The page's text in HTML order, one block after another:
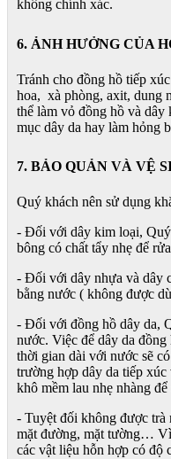
không chính xác.
6. ẢNH HƯỞNG CỦA
Tránh cho đồng hồ tiếp
hoa, xà phòng, axit, dung
thể làm vỏ đồng hồ và
mục dây da hay làm hỏng
7. BẢO QUẢN VÀ VỆ
Quý khách nên sử dụng
- Đối với dây kim loại, Quý
bông có chất tẩy nhẹ để
- Đối với dây nhựa và dây
bằng nước ( không được
- Đối với đồng hồ dây da,
nước. Việc để dây da
thời gian dài với nước sẽ
trường hợp dây da tiếp
khô mềm lau nhẹ nhàng
- Tuyệt đối không được trà
mặt đường, mặt tường…
các vật liệu hỗn hợp có độ